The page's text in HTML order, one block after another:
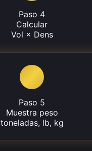
Paso 4
Calcular
Vol × Dens
Paso 5
Muestra peso
toneladas, lb, kg